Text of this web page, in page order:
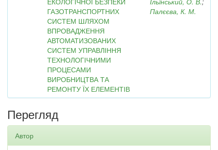
ГАЗОТРАНСПОРТНИХ
СИСТЕМ ШЛЯХОМ
ВПРОВАДЖЕННЯ
АВТОМАТИЗОВАНИХ
СИСТЕМ УПРАВЛІННЯ
ТЕХНОЛОГІЧНИМИ
ПРОЦЕСАМИ
ВИРОБНИЦТВА ТА
РЕМОНТУ ЇХ ЕЛЕМЕНТІВ
Палєєва, К. М.
Перегляд
Автор